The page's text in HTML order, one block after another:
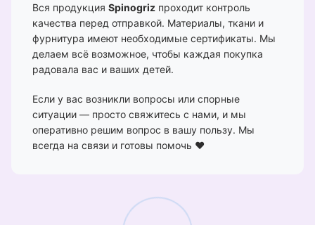
Вся продукция Spinogriz проходит контроль
качества перед отправкой. Материалы, ткани и
фурнитура имеют необходимые сертификаты. Мы
делаем всё возможное, чтобы каждая покупка
радовала вас и ваших детей.
Если у вас возникли вопросы или спорные
ситуации — просто свяжитесь с нами, и мы
оперативно решим вопрос в вашу пользу. Мы
всегда на связи и готовы помочь ❤️